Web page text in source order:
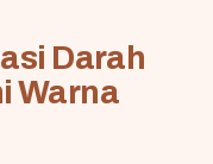
Darah
Warna